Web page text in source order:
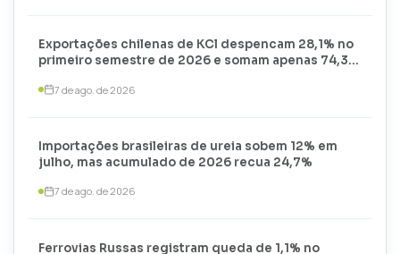
Exportações chilenas de KCl despencam 28,1% no
primeiro semestre de 2026 e somam apenas 74,3
7 de ago. de 2026
Importações brasileiras de ureia sobem 12% em
julho, mas acumulado de 2026 recua 24,7%
7 de ago. de 2026
Ferrovias Russas registram queda de 1,1% no